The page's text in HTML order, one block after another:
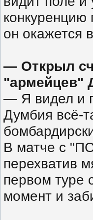
он окажется
— Открыл
"армейцев"
— Я видел и
Думбия всё-
В матче с
перехватив
первом туре
момент и